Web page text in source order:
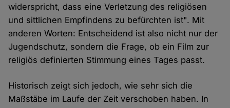
widerspricht, dass eine Verletzung des religiösen
und sittlichen Empfindens zu befürchten ist". Mit
anderen Worten: Entscheidend ist also nicht nur der
Jugendschutz, sondern die Frage, ob ein Film zur
religiös definierten Stimmung eines Tages passt.
Historisch zeigt sich jedoch, wie sehr sich die
Maßstäbe im Laufe der Zeit verschoben haben. In